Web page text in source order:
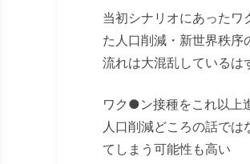
当初シナリオにあったワ
た人口削減・新世界秩序
流れは大混乱しているは
ワク ●ン接種をこれ以上
人口削減どころの話では
てしまう可能性も高い